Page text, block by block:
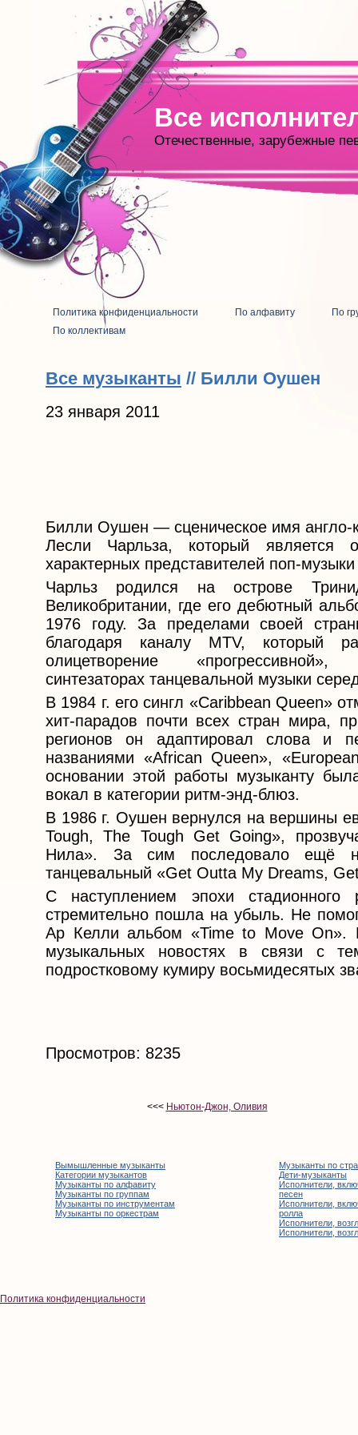
Все
Отечественные, зарубежные
Политика конфиденциальности По алфавиту
По
По коллективам
Все музыканты // Билли Оушен
23 января 2011
Билли Оушен — сценическое имя англо-
Лесли Чарльза, который является
характерных представителей поп-
Чарльз родился на острове
Великобритании, где его дебютный
1976 году. За пределами своей
благодаря каналу MTV, который
олицетворение
синтезаторах танцевальной музыки
В 1984 г. его сингл «Caribbean Queen»
хит-парадов почти всех стран мира,
регионов он адаптировал слова и
названиями «African Queen»,
основании этой работы музыканту
вокал в категории ритм-энд-блюз.
В 1986 г. Оушен вернулся на вершины
Tough, The Tough Get Going»,
Нила». За сим последовало ещё
танцевальный «Get Outta My Dreams,
С наступлением эпохи стадионного
стремительно пошла на убыль. Не
Ар Келли альбом «Time to Move On».
музыкальных новостях в связи с
подростковому кумиру восьмидесятых
Просмотров: 8235
<<< Ньютон-Джон, Оливия
Вымышленные музыканты
Категории музыкантов
Музыканты по алфавиту
Музыканты по группам
Музыканты по инструментам
Музыканты по оркестрам
Музыканты по
Дети-музыканты
Исполнители,
песен
Исполнители,
ролла
Исполнители,
Исполнители,
Политика конфиденциальности